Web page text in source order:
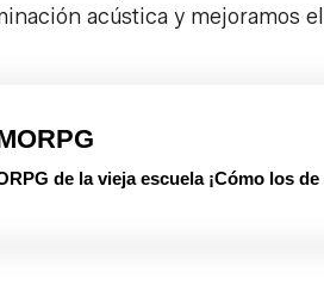
acústica y mejoramos
de la vieja escuela ¡Cómo los